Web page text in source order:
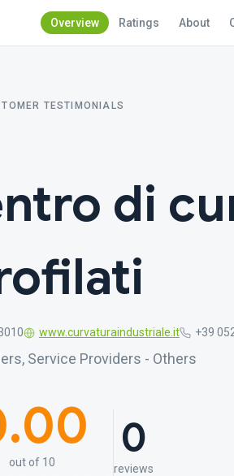
Overview Ratings About
TESTIMONIALS
di
www.curvaturaindustriale.it +39
Service Providers - Others
out of 10 0
reviews